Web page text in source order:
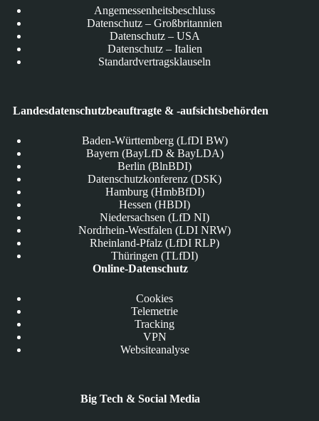
Angemessenheitsbeschluss
Datenschutz – Großbritannien
Datenschutz – USA
Datenschutz – Italien
Standardvertragsklauseln
Landesdatenschutzbeauftragte & -aufsichtsbehörden
Baden-Württemberg (LfDI BW)
Bayern (BayLfD & BayLDA)
Berlin (BlnBDI)
Datenschutzkonferenz (DSK)
Hamburg (HmbBfDI)
Hessen (HBDI)
Niedersachsen (LfD NI)
Nordrhein-Westfalen (LDI NRW)
Rheinland-Pfalz (LfDI RLP)
Thüringen (TLfDI)
Online-Datenschutz
Cookies
Telemetrie
Tracking
VPN
Websiteanalyse
Big Tech & Social Media